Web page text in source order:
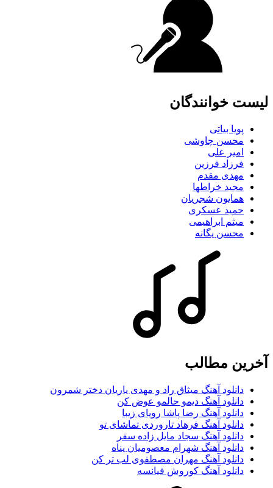
لیست خوانندگان
پویا بیاتی
محسن چاوشی
امیر علی
فرزاد فرزین
مهدی مقدم
مجید خراطها
همایون شجریان
حمید عسکری
میثم ابراهیمی
محسن یگانه
آخرین مطالب
دانلود آهنگ میثاق راد و مهدی یاریان دختر شمرون
دانلود آهنگ دیمو حالمو عوض کن
دانلود آهنگ رضا پاشا رویای زیبا
دانلود آهنگ فرهاد تاروردی تماشای تو
دانلود آهنگ سجاد مایل زاده سفر
دانلود آهنگ شهرام معصومیان پناه
دانلود آهنگ مهران مصطفوی لب تر کن
دانلود آهنگ کوروش فیانسه